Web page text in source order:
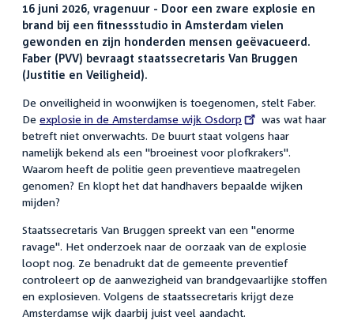
16 juni 2026, vragenuur - Door een zware explosie en
brand bij een fitnessstudio in Amsterdam vielen
gewonden en zijn honderden mensen geëvacueerd.
Faber (PVV) bevraagt staatssecretaris Van Bruggen
(Justitie en Veiligheid).
De onveiligheid in woonwijken is toegenomen, stelt Faber.
De External
link:
explosie in de Amsterdamse wijk Osdorp
was wat haar
betreft niet onverwachts. De buurt staat volgens haar
namelijk bekend als een "broeinest voor plofkrakers".
Waarom heeft de politie geen preventieve maatregelen
genomen? En klopt het dat handhavers bepaalde wijken
mijden?
Staatssecretaris Van Bruggen spreekt van een "enorme
ravage". Het onderzoek naar de oorzaak van de explosie
loopt nog. Ze benadrukt dat de gemeente preventief
controleert op de aanwezigheid van brandgevaarlijke stoffen
en explosieven. Volgens de staatssecretaris krijgt deze
Amsterdamse wijk daarbij juist veel aandacht.